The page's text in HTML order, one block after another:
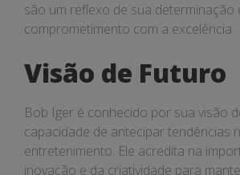
são um reflexo de sua determinação
comprometimento com a excelência.
Visão de Futuro
Bob Iger é conhecido por sua visão
capacidade de antecipar tendências
entretenimento. Ele acredita na
inovação e da criatividade para